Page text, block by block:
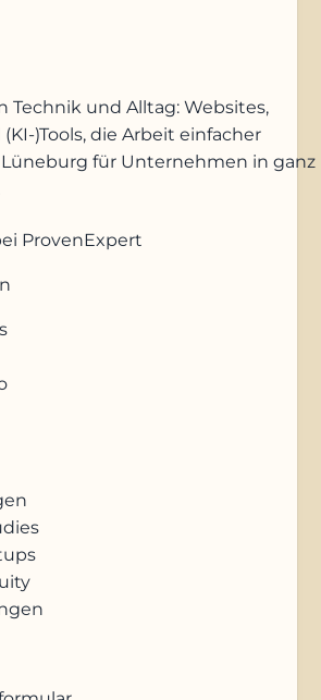
Technik und Alltag: Websites,
)Tools, die Arbeit einfacher
Lüneburg für Unternehmen in ganz
ProvenExpert